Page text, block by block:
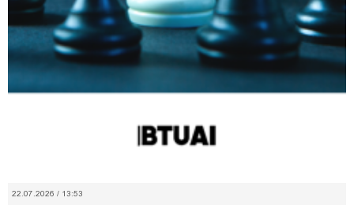
22.07.2026 / 13:53